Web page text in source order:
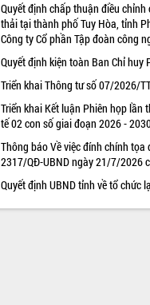
Quyết định chấp thuận điều
thải tại thành phố Tuy Hòa, tỉnh
Công ty Cổ phần Tập đoàn công
Quyết định kiện toàn Ban Chỉ
Triển khai Thông tư số 07/2026/
Triển khai Kết luận Phiên họp lần
tế 02 con số giai đoạn 2026 -
Thông báo Về việc đính chính tọa
2317/QĐ-UBND ngày 21/7/2026
Quyết định UBND tỉnh về tổ chức